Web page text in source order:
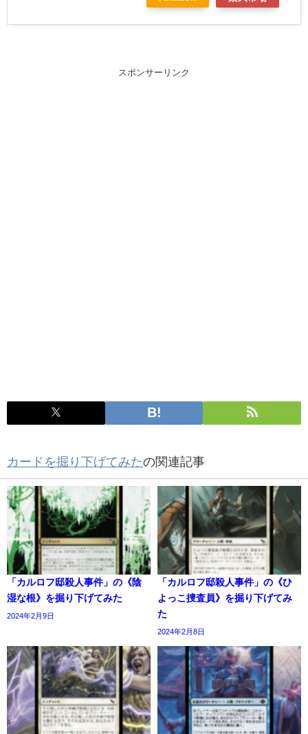
スポンサーリンク
カードを掘り下げてみたの関連記事
「カルロフ邸殺人事件」の《陰
湿な根》を掘り下げてみた
2024年2月9日
「カルロフ邸殺人事件」の《ひ
よっこ捜査員》を掘り下げてみ
た
2024年2月8日